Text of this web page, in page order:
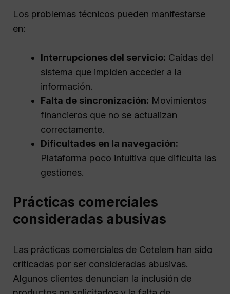
Los problemas técnicos pueden manifestarse
en:
Interrupciones del servicio: Caídas del
sistema que impiden acceder a la
información.
Falta de sincronización: Movimientos
financieros que no se actualizan
correctamente.
Dificultades en la navegación:
Plataforma poco intuitiva que dificulta las
gestiones.
Prácticas comerciales
consideradas abusivas
Las prácticas comerciales de Cetelem han sido
criticadas por ser consideradas abusivas.
Algunos clientes denuncian la inclusión de